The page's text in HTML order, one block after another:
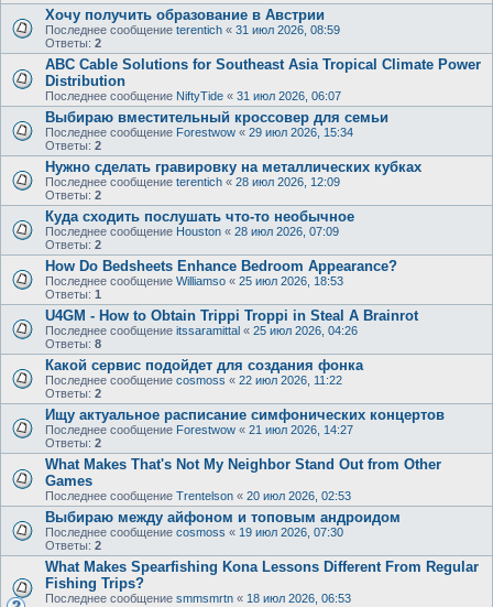
Хочу получить образование в Австрии
Последнее сообщение terentich « 31 июл 2026, 08:59
Ответы: 2
ABC Cable Solutions for Southeast Asia Tropical Climate Power
Distribution
Последнее сообщение NiftyTide « 31 июл 2026, 06:07
Выбираю вместительный кроссовер для семьи
Последнее сообщение Forestwow « 29 июл 2026, 15:34
Ответы: 2
Нужно сделать гравировку на металлических кубках
Последнее сообщение terentich « 28 июл 2026, 12:09
Ответы: 2
Куда сходить послушать что-то необычное
Последнее сообщение Houston « 28 июл 2026, 07:09
Ответы: 2
How Do Bedsheets Enhance Bedroom Appearance?
Последнее сообщение Williamso « 25 июл 2026, 18:53
Ответы: 1
U4GM - How to Obtain Trippi Troppi in Steal A Brainrot
Последнее сообщение itssaramittal « 25 июл 2026, 04:26
Ответы: 8
Какой сервис подойдет для создания фонка
Последнее сообщение cosmoss « 22 июл 2026, 11:22
Ответы: 2
Ищу актуальное расписание симфонических концертов
Последнее сообщение Forestwow « 21 июл 2026, 14:27
Ответы: 2
What Makes That's Not My Neighbor Stand Out from Other
Games
Последнее сообщение Trentelson « 20 июл 2026, 02:53
Выбираю между айфоном и топовым андроидом
Последнее сообщение cosmoss « 19 июл 2026, 07:30
Ответы: 2
What Makes Spearfishing Kona Lessons Different From Regular
Fishing Trips?
Последнее сообщение smmsmrtn « 18 июл 2026, 06:53